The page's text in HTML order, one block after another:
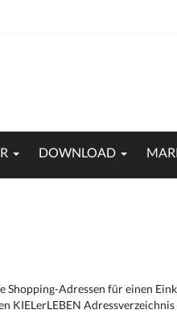
DOWNLOAD
Shopping-Adressen für einen